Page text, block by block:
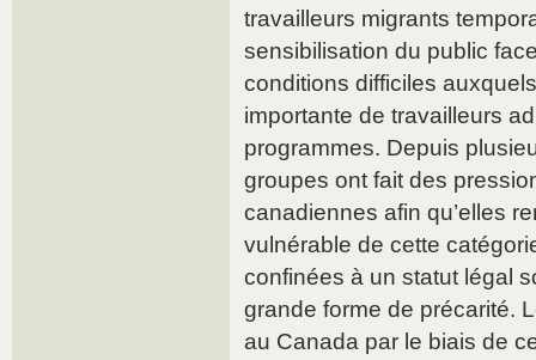
travailleurs migrants
sensibilisation du public
conditions difficiles
importante de travailleurs
programmes. Depuis
groupes ont fait des
canadiennes afin qu’elles
vulnérable de cette
confinées à un statut légal
grande forme de précarité.
au Canada par le biais de